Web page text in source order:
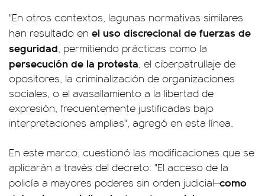
"En otros contextos, lagunas normativas similares
han resultado en el uso discrecional de fuerzas de
seguridad, permitiendo prácticas como la
persecución de la protesta, el ciberpatrullaje de
opositores, la criminalización de organizaciones
sociales, o el avasallamiento a la libertad de
expresión, frecuentemente justificadas bajo
interpretaciones amplias", agregó en esta línea.
En este marco, cuestionó las modificaciones que se
aplicarán a través del decreto: "El acceso de la
policía a mayores poderes sin orden judicial—como